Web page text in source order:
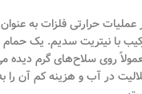
عملیات حرارتی فلزات به
با نیتریت سدیم. یک
روی سلاح‌های گرم دیده
در آب و هزینه کم آن را